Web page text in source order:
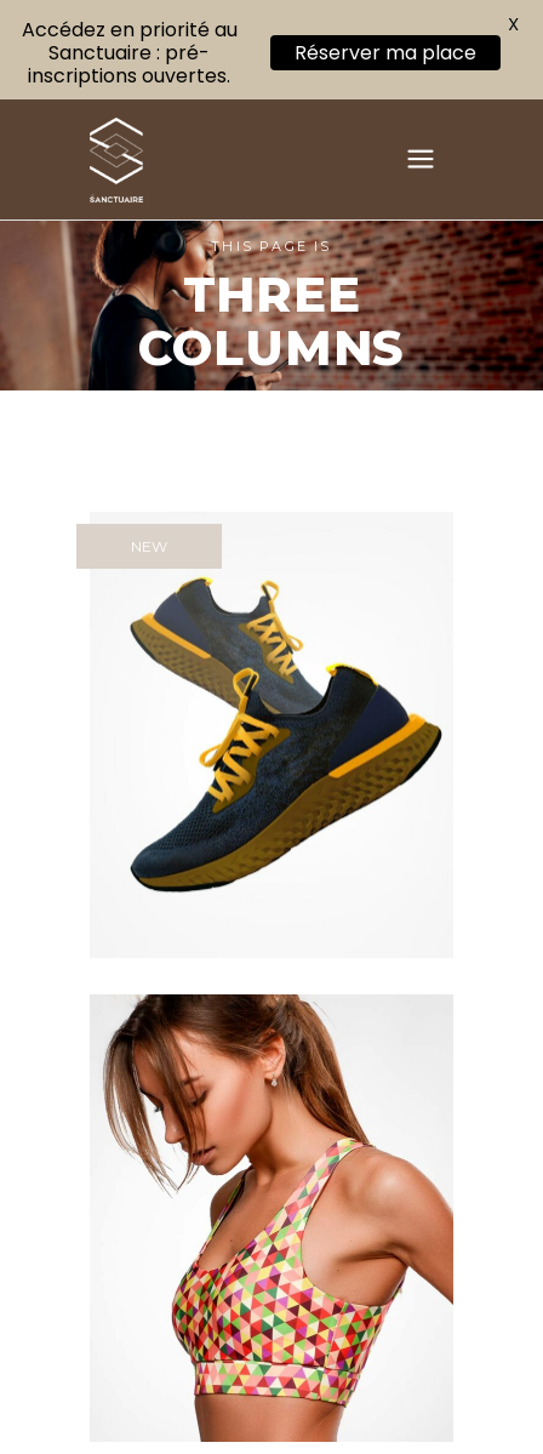
THIS PAGE IS
THREE
COLUMNS
NEW
Quick View
Accédez en priorité au
Sanctuaire : pré-
inscriptions ouvertes.
Réserver ma place
X